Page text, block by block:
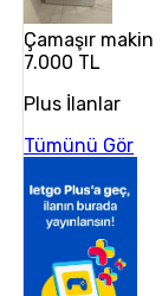
Çamaşır
7.000 TL
Plus İlanlar
Tümünü Gör